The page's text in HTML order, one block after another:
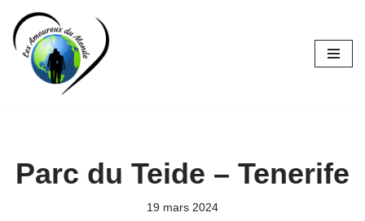
Aller
contenu
Parc du Teide – Tenerife
19 mars 2024